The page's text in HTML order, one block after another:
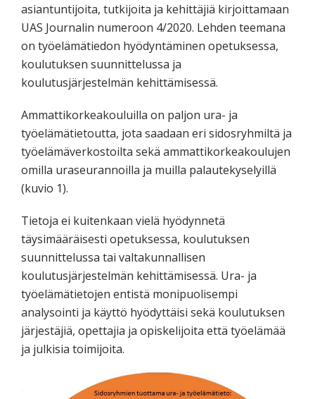
asiantuntijoita, tutkijoita ja kehittäjiä kirjoittamaan
UAS Journalin numeroon 4/2020. Lehden teemana
on työelämätiedon hyödyntäminen opetuksessa,
koulutuksen suunnittelussa ja
koulutusjärjestelmän kehittämisessä.
Ammattikorkeakouluilla on paljon ura- ja
työelämätietoutta, jota saadaan eri sidosryhmiltä ja
työelämäverkostoilta sekä ammattikorkeakoulujen
omilla uraseurannoilla ja muilla palautekyselyillä
(kuvio 1).
Tietoja ei kuitenkaan vielä hyödynnetä
täysimääräisesti opetuksessa, koulutuksen
suunnittelussa tai valtakunnallisen
koulutusjärjestelmän kehittämisessä. Ura- ja
työelämätietojen entistä monipuolisempi
analysointi ja käyttö hyödyttäisi sekä koulutuksen
järjestäjiä, opettajia ja opiskelijoita että työelämää
ja julkisia toimijoita.